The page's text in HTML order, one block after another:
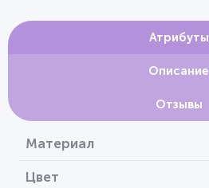
Атрибуты
Описание
Отзывы
Материал
Цвет